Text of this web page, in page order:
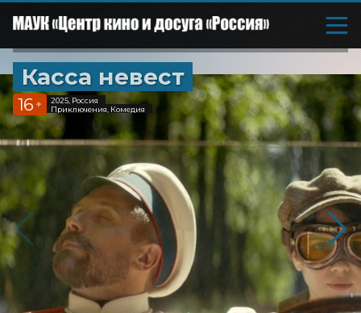
Касса невест
16 +
2025, Россия
Приключения, Комедия